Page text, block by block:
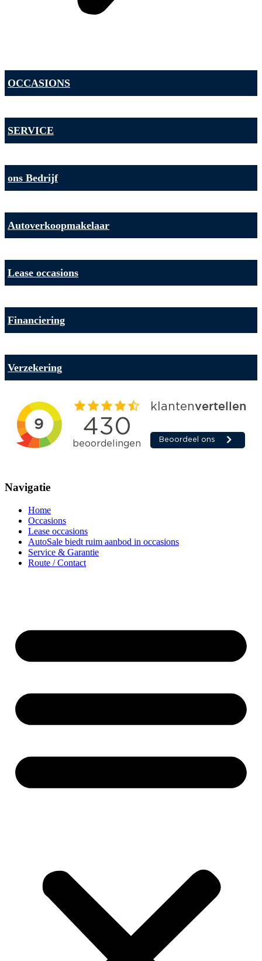
OCCASIONS
SERVICE
ons Bedrijf
Autoverkoopmakelaar
Lease occasions
Financiering
Verzekering
Navigatie
Home
Occasions
Lease occasions
AutoSale biedt ruim aanbod in occasions
Service & Garantie
Route / Contact